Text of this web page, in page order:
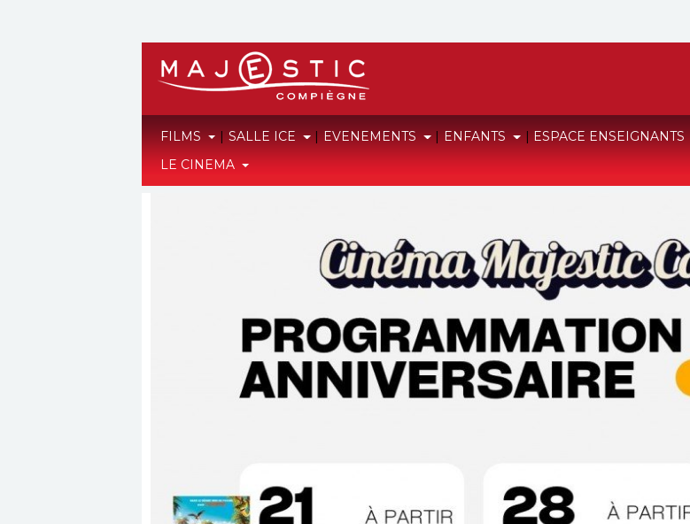
FILMS | SALLE ICE | EVENEMENTS | ENFANTS | ESPACE ENSEIGNANTS
LE CINEMA